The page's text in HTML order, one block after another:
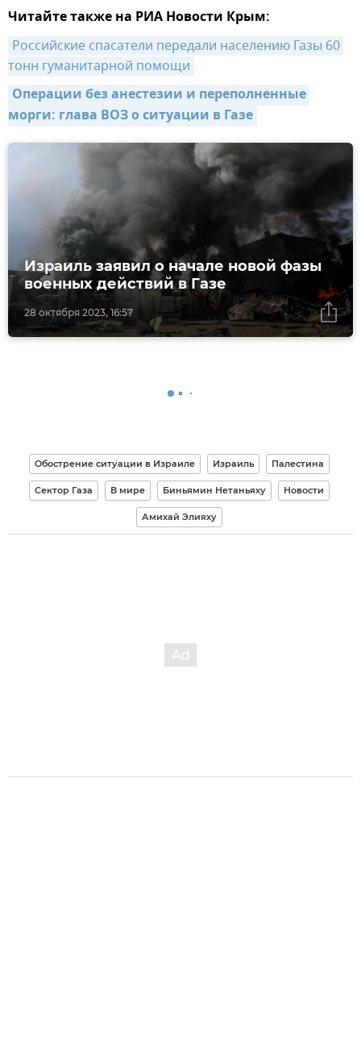
Читайте также на РИА Новости Крым:
Российские спасатели передали населению Газы 60
тонн гуманитарной помощи
Операции без анестезии и переполненные
морги: глава ВОЗ о ситуации в Газе
28 октября 2023, 16:57
Израиль заявил о начале новой фазы
военных действий в Газе
Обострение ситуации в Израиле Израиль Палестина
Сектор Газа В мире Биньямин Нетаньяху Новости
Амихай Элияху